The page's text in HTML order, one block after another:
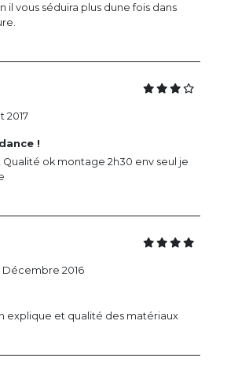
il vous séduira plus dune fois dans
!
ok montage 2h30 env seul je
2017
explique et qualité des matériaux
Décembre 2016